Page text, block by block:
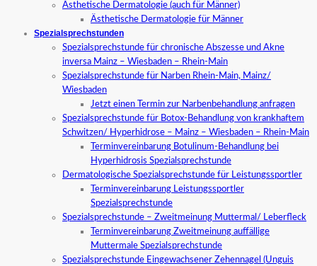
Ästhetische Dermatologie (auch für Männer)
Ästhetische Dermatologie für Männer
Spezialsprechstunden
Spezialsprechstunde für chronische Abszesse und Akne
inversa Mainz – Wiesbaden – Rhein-Main
Spezialsprechstunde für Narben Rhein-Main, Mainz/
Wiesbaden
Jetzt einen Termin zur Narbenbehandlung anfragen
Spezialsprechstunde für Botox-Behandlung von krankhaftem
Schwitzen/ Hyperhidrose – Mainz – Wiesbaden – Rhein-Main
Terminvereinbarung Botulinum-Behandlung bei
Hyperhidrosis Spezialsprechstunde
Dermatologische Spezialsprechstunde für Leistungssportler
Terminvereinbarung Leistungssportler
Spezialsprechstunde
Spezialsprechstunde – Zweitmeinung Muttermal/ Leberfleck
Terminvereinbarung Zweitmeinung auffällige
Muttermale Spezialsprechstunde
Spezialsprechstunde Eingewachsener Zehennagel (Unguis